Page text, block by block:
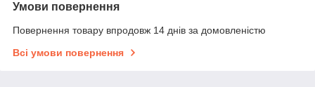
Умови повернення
Повернення товару впродовж 14 днів за домовленістю
Всі умови повернення